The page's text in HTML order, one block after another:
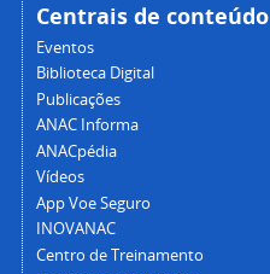
Centrais de conteúdo
Eventos
Biblioteca Digital
Publicações
ANAC Informa
ANACpédia
Vídeos
App Voe Seguro
INOVANAC
Centro de Treinamento